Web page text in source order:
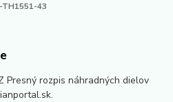
TH1551-43
Presný rozpis náhradných dielov